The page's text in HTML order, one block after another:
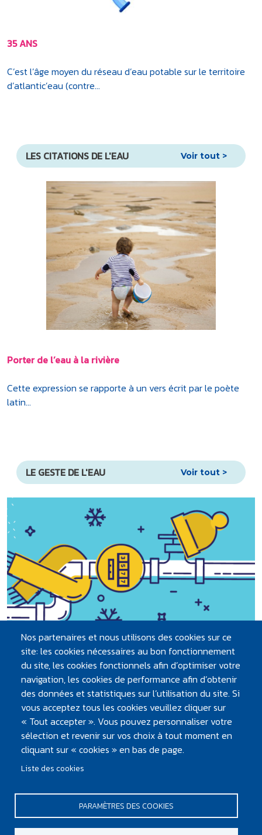
35 ANS
C’est l’âge moyen du réseau d’eau potable sur le territoire
d’atlantic’eau (contre...
LES CITATIONS DE L'EAU Voir tout >
Porter de l’eau à la rivière
Cette expression se rapporte à un vers écrit par le poète
latin...
LE GESTE DE L'EAU Voir tout >
Protégez votre compteur contre le gel !
Le gel peut en effet provoquer des détériorations et avoir
d’importantes répercussions...
PIED DE PAGE
Nos partenaires et nous utilisons des cookies sur ce
site: les cookies nécessaires au bon fonctionnement
du site, les cookies fonctionnels afin d’optimiser votre
navigation, les cookies de performance afin d’obtenir
des données et statistiques sur l’utilisation du site. Si
vous acceptez tous les cookies veuillez cliquer sur
« Tout accepter ». Vous pouvez personnaliser votre
sélection et revenir sur vos choix à tout moment en
cliquant sur « cookies » en bas de page.
Liste des cookies
PARAMÈTRES DES COOKIES